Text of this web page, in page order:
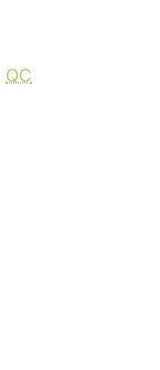
QC